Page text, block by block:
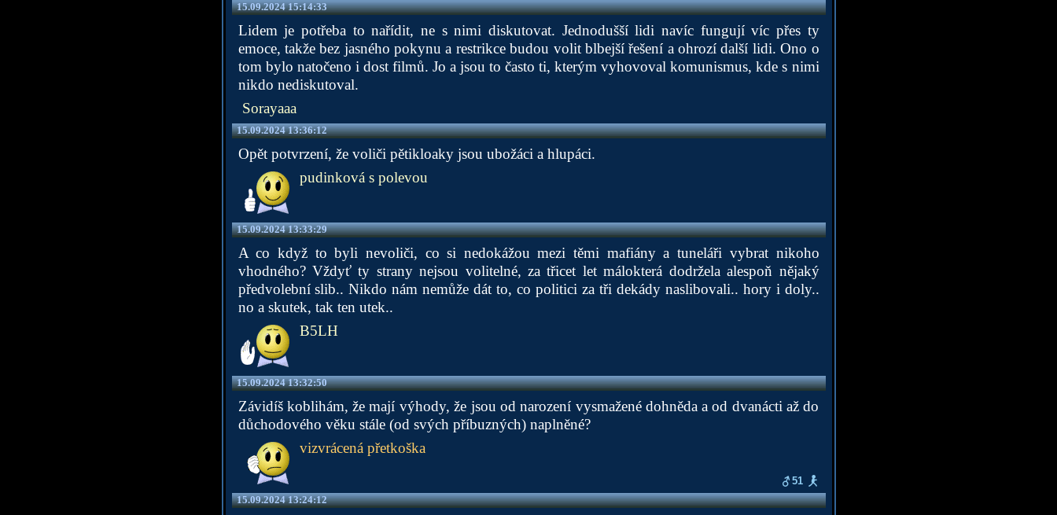
15.09.2024 15:14:33
Lidem je potřeba to nařídit, ne s nimi diskutovat. Jednodušší lidi navíc fungují víc přes ty
emoce, takže bez jasného pokynu a restrikce budou volit blbejší řešení a ohrozí další lidi. Ono o
tom bylo natočeno i dost filmů. Jo a jsou to často ti, kterým vyhovoval komunismus, kde s nimi
nikdo nediskutoval.
Sorayaaa
15.09.2024 13:36:12
Opět potvrzení, že voliči pětikloaky jsou ubožáci a hlupáci.
pudinková s polevou
15.09.2024 13:33:29
A co když to byli nevoliči, co si nedokážou mezi těmi mafiány a tuneláři vybrat nikoho
vhodného? Vždyť ty strany nejsou volitelné, za třicet let málokterá dodržela alespoň nějaký
předvolební slib.. Nikdo nám nemůže dát to, co politici za tři dekády naslibovali.. hory i doly..
no a skutek, tak ten utek..
B5LH
15.09.2024 13:32:50
Závidíš koblihám, že mají výhody, že jsou od narození vysmažené dohněda a od dvanácti až do
důchodového věku stále (od svých příbuzných) naplněné?
vizvrácená přetkoška
51
15.09.2024 13:24:12